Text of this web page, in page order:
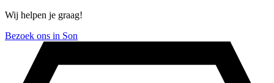
Wij helpen je graag!
Bezoek ons in Son